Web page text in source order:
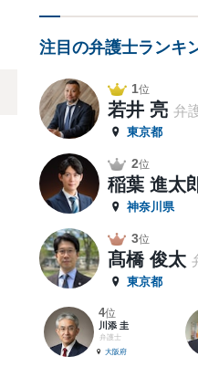
注目の弁護士ランキ
1位
若井 亮 弁
東京都
2位
稲葉 進太
神奈川県
3位
髙橋 俊太
東京都
4位
川添 圭
弁護士
大阪府